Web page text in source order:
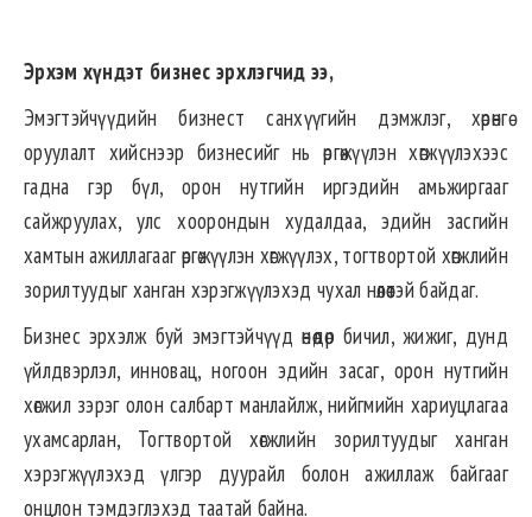
Эрхэм хүндэт бизнес эрхлэгчид ээ,
Эмэгтэйчүүдийн бизнест санхүүгийн дэмжлэг, хөрөнгө
оруулалт хийснээр бизнесийг нь өргөжүүлэн хөгжүүлэхээс
гадна гэр бүл, орон нутгийн иргэдийн амьжиргааг
сайжруулах, улс хоорондын худалдаа, эдийн засгийн
хамтын ажиллагааг өргөжүүлэн хөгжүүлэх, тогтвортой хөгжлийн
зорилтуудыг ханган хэрэгжүүлэхэд чухал нөлөөтэй байдаг.
Бизнес эрхэлж буй эмэгтэйчүүд өнөөдөр бичил, жижиг, дунд
үйлдвэрлэл, инновац, ногоон эдийн засаг, орон нутгийн
хөгжил зэрэг олон салбарт манлайлж, нийгмийн хариуцлагаа
ухамсарлан, Тогтвортой хөгжлийн зорилтуудыг ханган
хэрэгжүүлэхэд үлгэр дуурайл болон ажиллаж байгааг
онцлон тэмдэглэхэд таатай байна.